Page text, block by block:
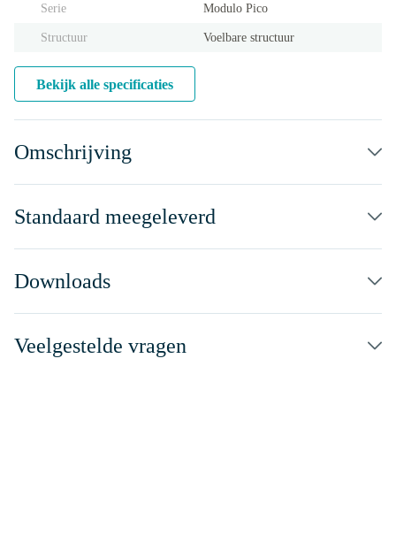
Serie Modulo Pico
Structuur Voelbare structuur
Bekijk alle specificaties
Omschrijving
Standaard meegeleverd
Downloads
Veelgestelde vragen